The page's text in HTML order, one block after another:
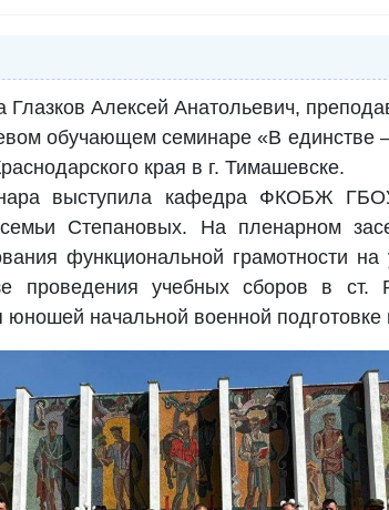
Глазков Алексей Анатольевич,
обучающем семинаре «В единстве
края в г. Тимашевске.
выступила кафедра ФКОБЖ
Степановых. На пленарном
функциональной грамотности
проведения учебных сборов в ст.
юношей начальной военной